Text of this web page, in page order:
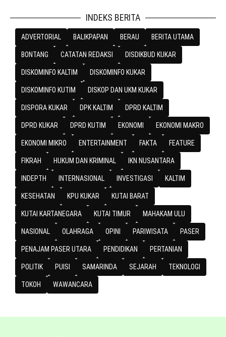
INDEKS BERITA
ADVERTORIAL BALIKPAPAN BERAU BERITA UTAMA
BONTANG CATATAN REDAKSI DISDIKBUD KUKAR
DISKOMINFO KALTIM DISKOMINFO KUKAR
DISKOMINFO KUTIM DISKOP DAN UKM KUKAR
DISPORA KUKAR DPK KALTIM DPRD KALTIM
DPRD KUKAR DPRD KUTIM EKONOMI EKONOMI MAKRO
EKONOMI MIKRO ENTERTAINMENT FAKTA FEATURE
FIKRAH HUKUM DAN KRIMINAL IKN NUSANTARA
INDEPTH INTERNASIONAL INVESTIGASI KALTIM
KESEHATAN KPU KUKAR KUTAI BARAT
KUTAI KARTANEGARA KUTAI TIMUR MAHAKAM ULU
NASIONAL OLAHRAGA OPINI PARIWISATA PASER
PENAJAM PASER UTARA PENDIDIKAN PERTANIAN
POLITIK PUISI SAMARINDA SEJARAH TEKNOLOGI
TOKOH WAWANCARA